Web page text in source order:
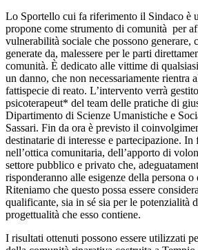
Lo Sportello cui fa riferimento il Sindaco è
propone come strumento di comunità per
vulnerabilità sociale che possono generare,
generate da, malessere per le parti
comunità. È dedicato alle vittime di
un danno, che non necessariamente rientra
fattispecie di reato. L’intervento verrà
psicoterapeut* del team delle pratiche di
Dipartimento di Scienze Umanistiche e
Sassari. Fin da ora è previsto il
destinatarie di interesse e partecipazione.
nell’ottica comunitaria, dell’apporto di
settore pubblico e privato che,
risponderanno alle esigenze della persona
Riteniamo che questo possa essere
qualificante, sia in sé sia per le potenzialità
progettualità che esso contiene.
I risultati ottenuti possono essere utilizzati